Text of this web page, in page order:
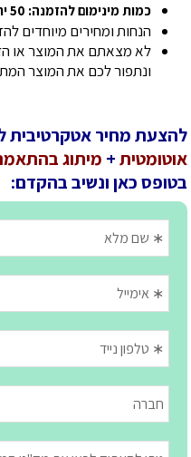
כמות מינימום להזמנה: 50 יח'
הנחות ומחירים מיוחדים
לא מצאתם את המוצר או
ונתפור לכם את המוצר
להצעת מחיר אטקרטיבית
אוטומטית+ מיתוג
בטופס כאן ונשיב בהקדם: